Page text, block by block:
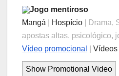
Jogo mentiroso
Mangá
Hospício
| Drama,
apostas altas, psicológico,
Vídeo promocional